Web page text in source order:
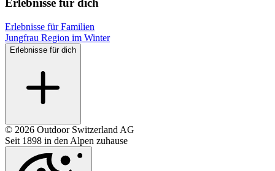
Erlebnisse für dich
Erlebnisse für Familien
Jungfrau Region im Winter
Erlebnisse für dich
© 2026 Outdoor Switzerland AG
Seit 1898 in den Alpen zuhause